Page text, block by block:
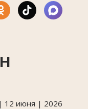
12 июня | 2026